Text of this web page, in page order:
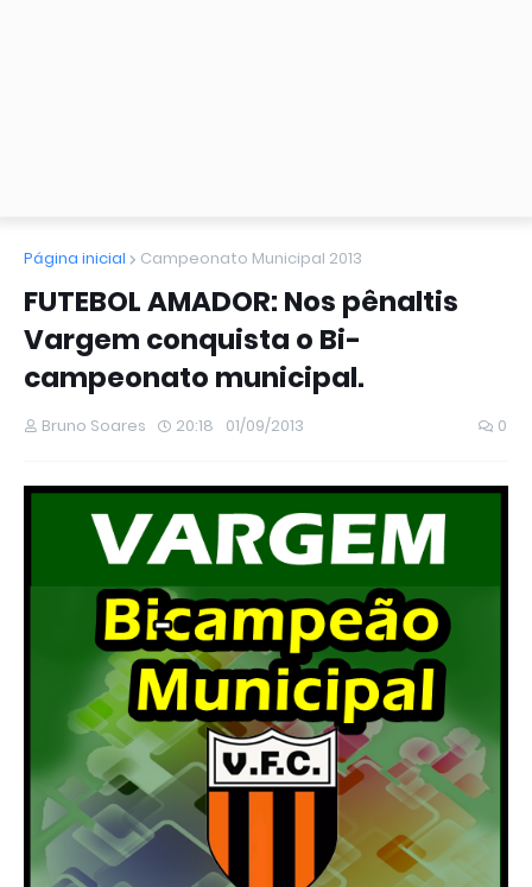
Página inicial Campeonato Municipal 2013
FUTEBOL AMADOR: Nos pênaltis
Vargem conquista o Bi-
campeonato municipal.
Bruno Soares 20:18 01/09/2013 0